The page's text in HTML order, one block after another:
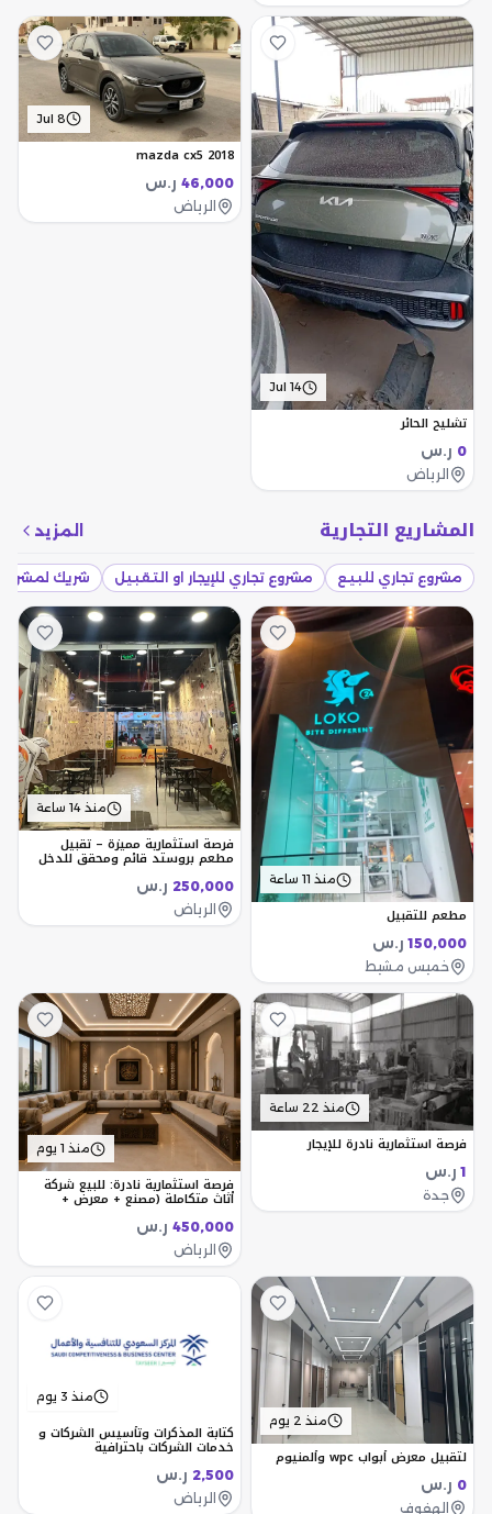
Jul 14
تشليح الحائر
0 ر.س
الرياض
Jul 8
mazda cx5 2018
46,000 ر.س
الرياض
المشاريع التجارية المزيد
مشروع تجاري للبيع مشروع تجاري للإيجار او التقبيل شريك لمشروع
منذ 11 ساعة
مطعم للتقبيل
150,000 ر.س
خميس مشيط
منذ 14 ساعة
فرصة استثمارية مميزة – تقبيل
مطعم بروستد قائم ومحقق للدخل
250,000 ر.س
الرياض
منذ 22 ساعة
فرصة استثمارية نادرة للإيجار
1 ر.س
جدة
منذ 1 يوم
فرصة استثمارية نادرة: للبيع شركة
أثاث متكاملة (مصنع + معرض +
450,000 ر.س
الرياض
منذ 2 يوم
لتقبيل معرض أبواب wpc وألمنيوم
0 ر.س
الهفوف
منذ 3 يوم
كتابة المذكرات وتأسيس الشركات و
خدمات الشركات باحترافية
2,500 ر.س
الرياض